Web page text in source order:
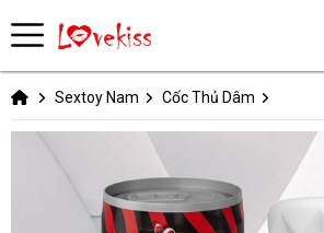
Sextoy Nam Cốc Thủ Dâm